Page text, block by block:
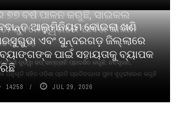
ବର୍ଷ ପାଳନ କରୁଛି, ସାଇକଲ
ଭୁବନେଶ୍ୱରରେ ପାର୍ବଣ କାଳୀନ
କଲା
ଜୁଡୱା କପ୍‌ ସାମ୍ବ୍ରାନି ପ୍ରଦର୍ଶିତ କରୁଛି; ନବସୃଜନ,
ଅନୁଭୂତି ସହିତ ଓଡ଼ିଶା ପ୍ରତି ପ୍ରତିବଦ୍ଧତା ପୁନଃ ସୁଦୃଢୀକରଣ କରୁଛି
ଆଲୁମିନିୟମ କୋଇଲା ଖଣି
ଏବଂ ସୁନ୍ଦରଗଡ଼ ଜିଲ୍ଲାରେ
ପାଇଁ ସହାୟତାକୁ ବ୍ୟାପକ
14258 JUL 29, 2026